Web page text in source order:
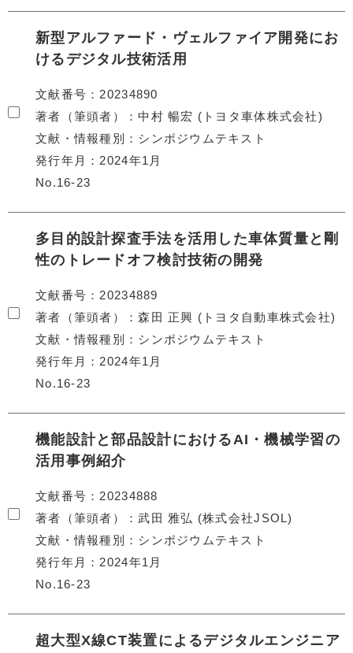
新型アルファード・ヴェルファイア開発にお
けるデジタル技術活用
文献番号
20234890
著者（筆頭者）
中村 暢宏 (トヨタ車体株式会社)
文献・情報種別
シンポジウムテキスト
発行年月
2024年1月
No.16-23
多目的設計探査手法を活用した車体質量と剛
性のトレードオフ検討技術の開発
文献番号
20234889
著者（筆頭者）
森田 正興 (トヨタ自動車株式会社)
文献・情報種別
シンポジウムテキスト
発行年月
2024年1月
No.16-23
機能設計と部品設計におけるAI・機械学習の
活用事例紹介
文献番号
20234888
著者（筆頭者）
武田 雅弘 (株式会社JSOL)
文献・情報種別
シンポジウムテキスト
発行年月
2024年1月
No.16-23
超大型X線CT装置によるデジタルエンジニア